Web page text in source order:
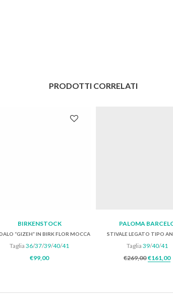
PRODOTTI CORRELATI
€185,00.
è: €148,00.
BIRKENSTOCK
“GIZEH” IN BIRK FLOR MOCCA
Taglia 36/37/39/40/41
€99,00
PALOMA
STIVALE LEGATO TIPO
Taglia 39/40/41
€269,00Il
€161,00